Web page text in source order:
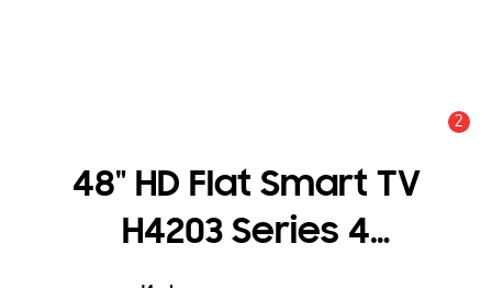
2
48" HD Flat Smart TV
H4203 Series 4
[UE48H4203AKXRU]